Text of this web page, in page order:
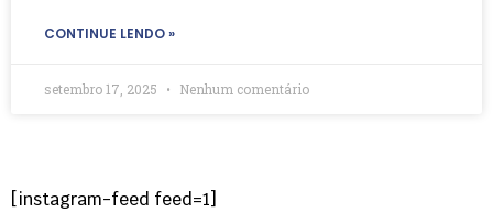
CONTINUE LENDO »
setembro 17, 2025 Nenhum comentário
[instagram-feed feed=1]